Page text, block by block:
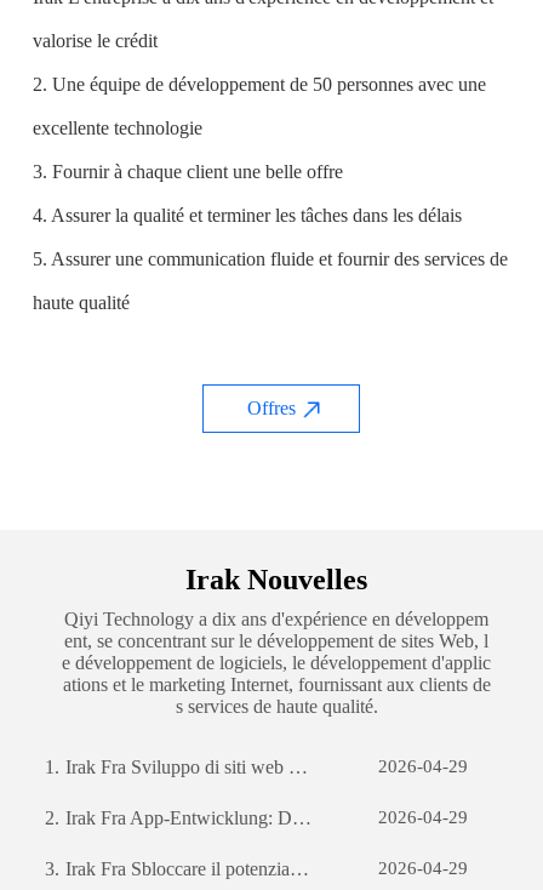
valorise le crédit
2. Une équipe de développement de 50 personnes avec une
excellente technologie
3. Fournir à chaque client une belle offre
4. Assurer la qualité et terminer les tâches dans les délais
5. Assurer une communication fluide et fournir des services de
haute qualité
Offres
Irak Nouvelles
Qiyi Technology a dix ans d'expérience en développem
ent, se concentrant sur le développement de sites Web, l
e développement de logiciels, le développement d'applic
ations et le marketing Internet, fournissant aux clients de
s services de haute qualité.
1. Irak Fra Sviluppo di siti web per il commercio estero: una guida completa 2026-04-29
2. Irak Fra App-Entwicklung: Die Reise zur Erstellung einer erfolgreichen mobilen Anwendung 2026-04-29
3. Irak Fra Sbloccare il potenziale aziendale: il potere dello sviluppo di software personalizzato 2026-04-29